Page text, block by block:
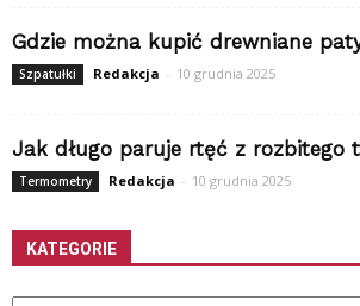
Gdzie można kupić drewniane
Szpatułki Redakcja - 10 grudnia 2025
Jak długo paruje rtęć z rozbitego
Termometry Redakcja - 10 grudnia 2025
KATEGORIE
Kategorie